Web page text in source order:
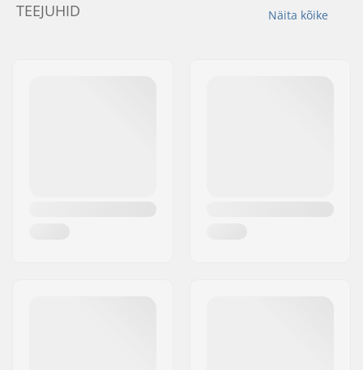
Näita kõike
TEEJUHID